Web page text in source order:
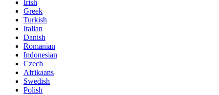
Irish
Greek
Turkish
Italian
Danish
Romanian
Indonesian
Czech
Afrikaans
Swedish
Polish